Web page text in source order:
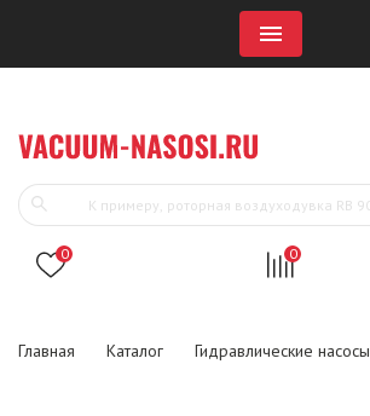
Menu
0 0
Главная Каталог Гидравлические насосы